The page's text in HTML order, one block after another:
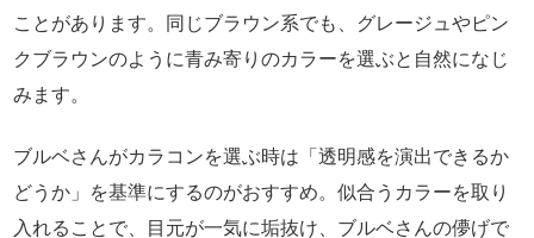
ことがあります。同じブラウン系でも、グレージュやピン
クブラウンのように青み寄りのカラーを選ぶと自然になじ
みます。
ブルベさんがカラコンを選ぶ時は「透明感を演出できるか
どうか」を基準にするのがおすすめ。似合うカラーを取り
入れることで、目元が一気に垢抜け、ブルベさんの儚げで